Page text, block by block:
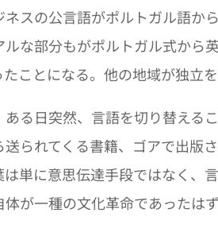
スの公言語がポルトガル語か
ルな部分もがポルトガル式から
ことになる。他の地域が独立
る日突然、言語を切り替える
られてくる書籍、ゴアで出版
単に意思伝達手段ではなく、
が一種の文化革命であったはず